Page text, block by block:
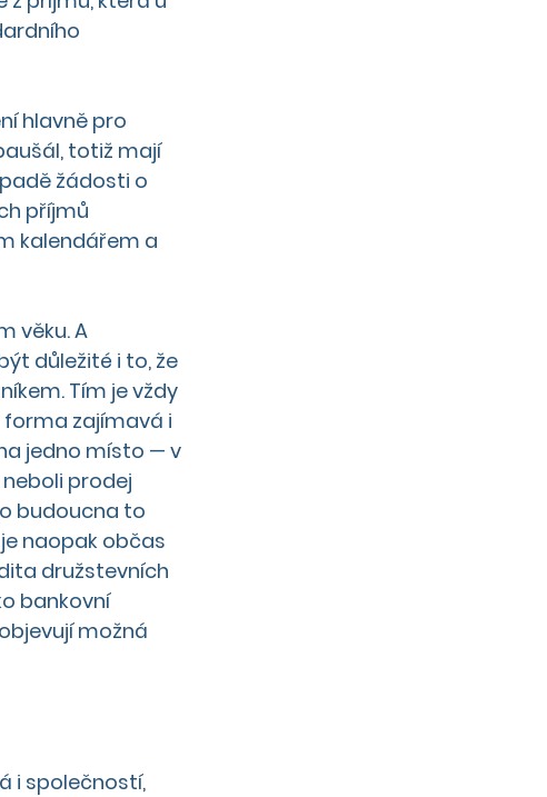
hlavně pro
totiž mají
žádosti o
příjmů
kalendářem a
věku. A
důležité i to, že
Tím je vždy
forma zajímavá i
jedno místo — v
prodej
budoucna to
naopak občas
družstevních
bankovní
možná
i společností,